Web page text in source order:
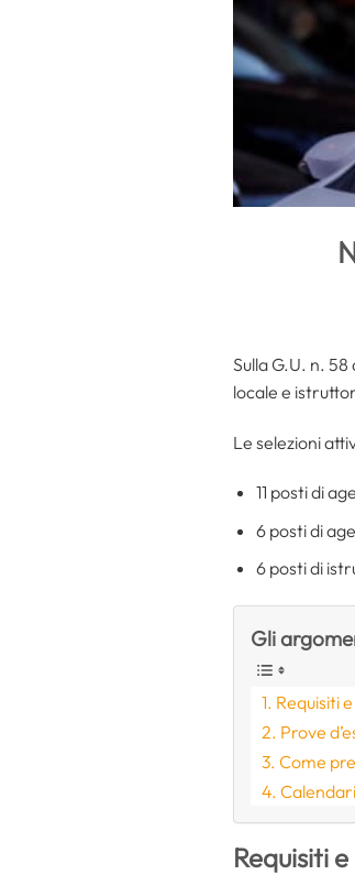
Sulla G.U. n.
locale e
Le selezioni
11 posti di
6 posti di
6 posti di
Gli
Requisiti
Prove
Come
Requisiti